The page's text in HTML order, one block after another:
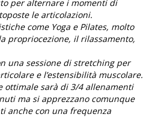
per alternare i momenti di
le articolazioni.
come Yoga e Pilates, molto
propriocezione, il rilassamento,
una sessione di stretching per
e l’estensibilità muscolare.
ottimale sarà di 3/4 allenamenti
ma si apprezzano comunque
anche con una frequenza